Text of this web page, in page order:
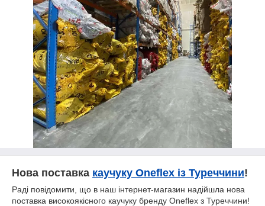
Нова поставка каучуку Oneflex із Туреччини!
Раді повідомити, що в наш інтернет-магазин надійшла нова
поставка високоякісного каучуку бренду Oneflex з Туреччини!